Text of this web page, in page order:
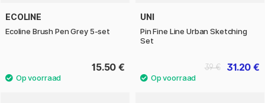
ECOLINE
Ecoline Brush Pen Grey 5-set
15.50 €
UNI
Pin Fine Line Urban Sketching
Set
31.20 €
39 €